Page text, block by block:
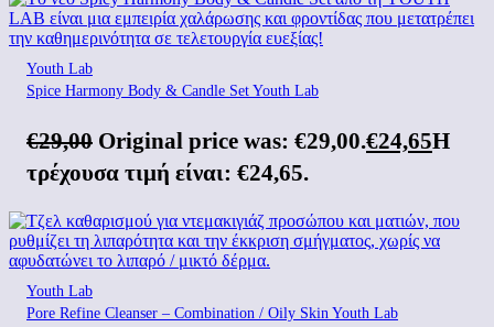
Youth Lab
Spice Harmony Body & Candle Set Youth Lab
€29,00 Original price was: €29,00.€24,65Η
τρέχουσα τιμή είναι: €24,65.
Youth Lab
Pore Refine Cleanser – Combination / Oily Skin Youth Lab